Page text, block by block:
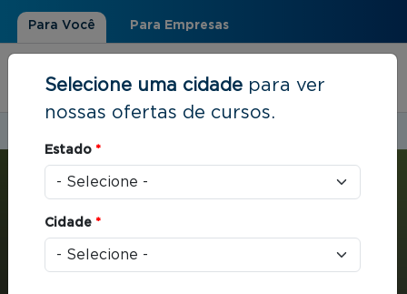
Para Você Para Empresas
Você está aqui
Marketing e Vendas
MBA
Selecione uma cidade para ver
nossas ofertas de cursos.
Estado *
Cidade *